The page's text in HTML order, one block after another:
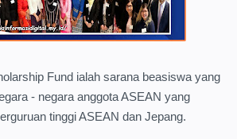
Fund ialah sarana beasiswa yang
- negara anggota ASEAN yang
tinggi ASEAN dan Jepang.